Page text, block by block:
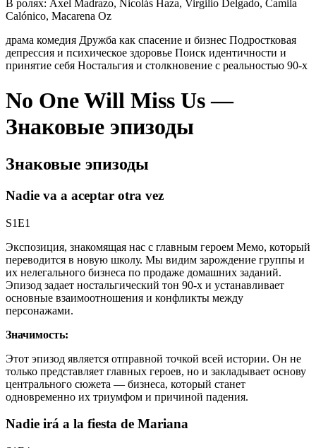
В ролях: Axel Madrazo, Nicolás Haza, Virgilio Delgado, Camila
Calónico, Macarena Oz
драма комедия Дружба как спасение и бизнес Подростковая
депрессия и психическое здоровье Поиск идентичности и
принятие себя Ностальгия и столкновение с реальностью 90-х
No One Will Miss Us —
Знаковые эпизоды
Знаковые эпизоды
Nadie va a aceptar otra vez
S1E1
Экспозиция, знакомящая нас с главным героем Мемо, который
переводится в новую школу. Мы видим зарождение группы и
их нелегального бизнеса по продаже домашних заданий.
Эпизод задает ностальгический тон 90-х и устанавливает
основные взаимоотношения и конфликты между
персонажами.
Значимость:
Этот эпизод является отправной точкой всей истории. Он не
только представляет главных героев, но и закладывает основу
центрального сюжета — бизнеса, который станет
одновременно их триумфом и причиной падения.
Nadie irá a la fiesta de Mariana